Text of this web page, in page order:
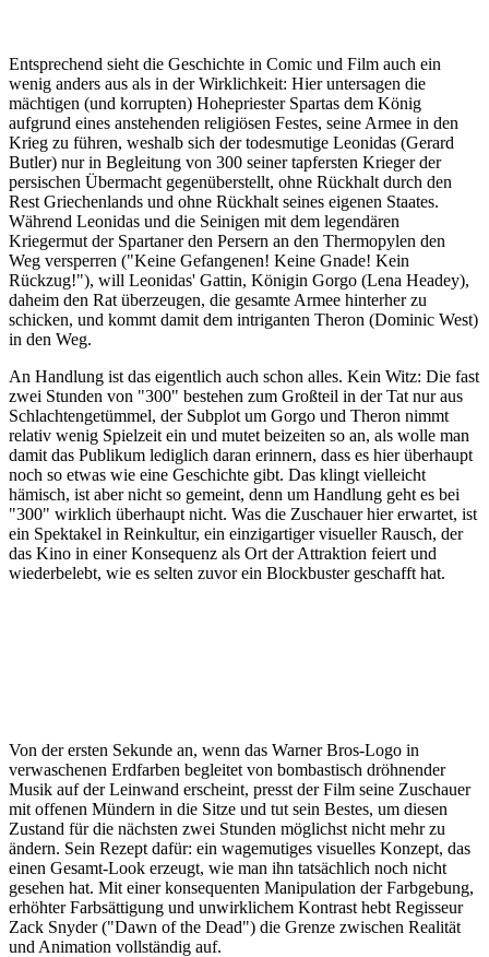
Entsprechend sieht die Geschichte in Comic und Film auch ein
wenig anders aus als in der Wirklichkeit: Hier untersagen die
mächtigen (und korrupten) Hohepriester Spartas dem König
aufgrund eines anstehenden religiösen Festes, seine Armee in den
Krieg zu führen, weshalb sich der todesmutige Leonidas (Gerard
Butler) nur in Begleitung von 300 seiner tapfersten Krieger der
persischen Übermacht gegenüberstellt, ohne Rückhalt durch den
Rest Griechenlands und ohne Rückhalt seines eigenen Staates.
Während Leonidas und die Seinigen mit dem legendären
Kriegermut der Spartaner den Persern an den Thermopylen den
Weg versperren ("Keine Gefangenen! Keine Gnade! Kein
Rückzug!"), will Leonidas' Gattin, Königin Gorgo (Lena Headey),
daheim den Rat überzeugen, die gesamte Armee hinterher zu
schicken, und kommt damit dem intriganten Theron (Dominic West)
in den Weg.
An Handlung ist das eigentlich auch schon alles. Kein Witz: Die fast
zwei Stunden von "300" bestehen zum Großteil in der Tat nur aus
Schlachtengetümmel, der Subplot um Gorgo und Theron nimmt
relativ wenig Spielzeit ein und mutet beizeiten so an, als wolle man
damit das Publikum lediglich daran erinnern, dass es hier überhaupt
noch so etwas wie eine Geschichte gibt. Das klingt vielleicht
hämisch, ist aber nicht so gemeint, denn um Handlung geht es bei
"300" wirklich überhaupt nicht. Was die Zuschauer hier erwartet, ist
ein Spektakel in Reinkultur, ein einzigartiger visueller Rausch, der
das Kino in einer Konsequenz als Ort der Attraktion feiert und
wiederbelebt, wie es selten zuvor ein Blockbuster geschafft hat.
Von der ersten Sekunde an, wenn das Warner Bros-Logo in
verwaschenen Erdfarben begleitet von bombastisch dröhnender
Musik auf der Leinwand erscheint, presst der Film seine Zuschauer
mit offenen Mündern in die Sitze und tut sein Bestes, um diesen
Zustand für die nächsten zwei Stunden möglichst nicht mehr zu
ändern. Sein Rezept dafür: ein wagemutiges visuelles Konzept, das
einen Gesamt-Look erzeugt, wie man ihn tatsächlich noch nicht
gesehen hat. Mit einer konsequenten Manipulation der Farbgebung,
erhöhter Farbsättigung und unwirklichem Kontrast hebt Regisseur
Zack Snyder ("Dawn of the Dead") die Grenze zwischen Realität
und Animation vollständig auf.